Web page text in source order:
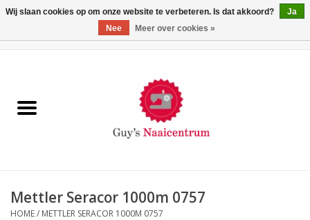
Machines
Mettler Seracor 1000m 0757
HOME/ METTLER SERACOR 1000M 0757
Wij slaan cookies op om onze website te verbeteren. Is dat akkoord?
Ja
Nee
Meer over cookies »